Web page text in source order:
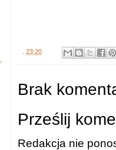
23:20
Brak
Prześlij
Redakcja nie